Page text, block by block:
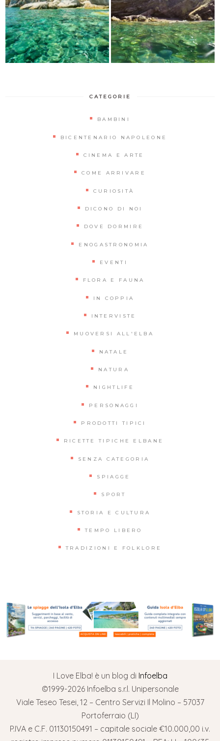
CATEGORIE
BAMBINI
BICENTENARIO NAPOLEONE
CINEMA E ARTE
COME ARRIVARE
CURIOSITÀ
DICONO DI NOI
DOVE DORMIRE
ENOGASTRONOMIA
EVENTI
FLORA E FAUNA
IN COPPIA
INTERVISTE
MUOVERSI ALL'ELBA
NATALE
NATURA
NIGHTLIFE
PERSONAGGI
PRODOTTI TIPICI
RICETTE TIPICHE ELBANE
SENZA CATEGORIA
SPIAGGE
SPORT
STORIA E CULTURA
TEMPO LIBERO
TRADIZIONI E FOLKLORE
I Love Elba! è un blog di Infoelba
©1999-2026 Infoelba s.r.l. Unipersonale
Viale Teseo Tesei, 12 – Centro Servizi Il Molino – 57037
Portoferraio (LI)
P.IVA e C.F. 01130150491 – capitale sociale €10.000,00 i.v.